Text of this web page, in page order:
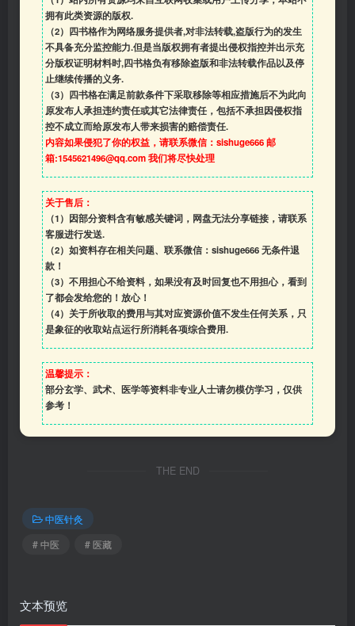
拥有此类资源的版权.
（2）四书格作为网络服务提供者,对非法转载,盗版行为的发生
不具备充分监控能力.但是当版权拥有者提出侵权指控并出示充
分版权证明材料时,四书格负有移除盗版和非法转载作品以及停
止继续传播的义务.
（3）四书格在满足前款条件下采取移除等相应措施后不为此向
原发布人承担违约责任或其它法律责任，包括不承担因侵权指
控不成立而给原发布人带来损害的赔偿责任.
内容如果侵犯了你的权益，请联系微信：sishuge666 邮
箱:1545621496@qq.com 我们将尽快处理
关于售后：
（1）因部分资料含有敏感关键词，网盘无法分享链接，请联系
客服进行发送.
（2）如资料存在相关问题、联系微信：sishuge666 无条件退
款！
（3） 不用担心不给资料，如果没有及时回复也不用担心，看到
了都会发给您的！放心！
（4） 关于所收取的费用与其对应资源价值不发生任何关系，只
是象征的收取站点运行所消耗各项综合费用.
温馨提示：
部分玄学、武术、医学等资料非专业人士请勿模仿学习，仅供
参考！
THE END
中医针灸
# 中医
# 医藏
文本预览